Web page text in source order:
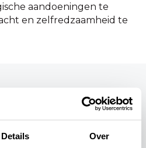
Details Over
aandoeningen te
en zelfredzaamheid te
door Marjolein
praktijk(en):